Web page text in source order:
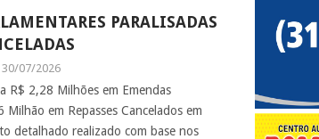
PARALISADAS
30/07/2026
R$ 2,28 Milhões em Emendas
Milhão em Repasses Cancelados em
detalhado realizado com base nos